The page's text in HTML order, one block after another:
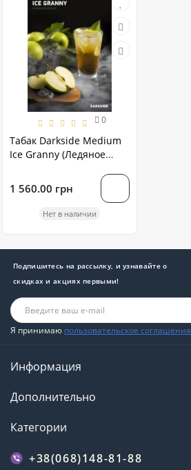
0
Табак Darkside Medium
Ice Granny (Ледяное
1 560.00 грн
Нет в наличии
Подпишитесь на рассылку, и узнавайте о
скидках и акциях первыми!
Я принимаю пользовательское соглашения
Информация
Дополнительно
Категории
+38(068)148-81-88